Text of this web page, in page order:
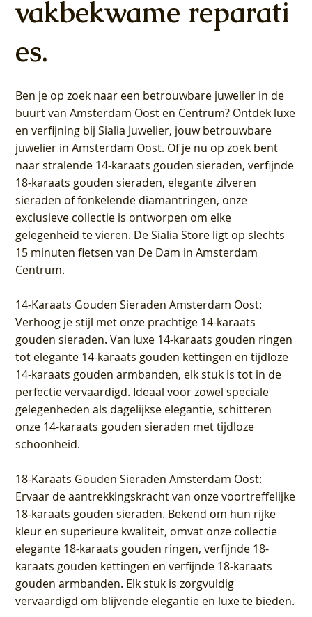
vakbekwame reparati
es.
Ben je op zoek naar een betrouwbare juwelier in de
buurt van Amsterdam Oost en Centrum? Ontdek luxe
en verfijning bij Sialia Juwelier, jouw betrouwbare
juwelier in Amsterdam Oost. Of je nu op zoek bent
naar stralende 14-karaats gouden sieraden, verfijnde
18-karaats gouden sieraden, elegante zilveren
sieraden of fonkelende diamantringen, onze
exclusieve collectie is ontworpen om elke
gelegenheid te vieren. De Sialia Store ligt op slechts
15 minuten fietsen van De Dam in Amsterdam
Centrum.
14-Karaats Gouden Sieraden Amsterdam Oost:
Verhoog je stijl met onze prachtige 14-karaats
gouden sieraden. Van luxe 14-karaats gouden ringen
tot elegante 14-karaats gouden kettingen en tijdloze
14-karaats gouden armbanden, elk stuk is tot in de
perfectie vervaardigd. Ideaal voor zowel speciale
gelegenheden als dagelijkse elegantie, schitteren
onze 14-karaats gouden sieraden met tijdloze
schoonheid.
18-Karaats Gouden Sieraden Amsterdam Oost:
Ervaar de aantrekkingskracht van onze voortreffelijke
18-karaats gouden sieraden. Bekend om hun rijke
kleur en superieure kwaliteit, omvat onze collectie
elegante 18-karaats gouden ringen, verfijnde 18-
karaats gouden kettingen en verfijnde 18-karaats
gouden armbanden. Elk stuk is zorgvuldig
vervaardigd om blijvende elegantie en luxe te bieden.